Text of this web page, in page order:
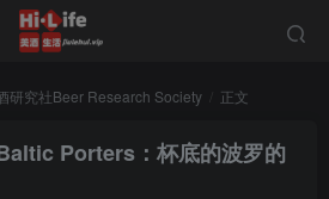
研究社Beer Research Society 正文
Porters：杯底的波罗的